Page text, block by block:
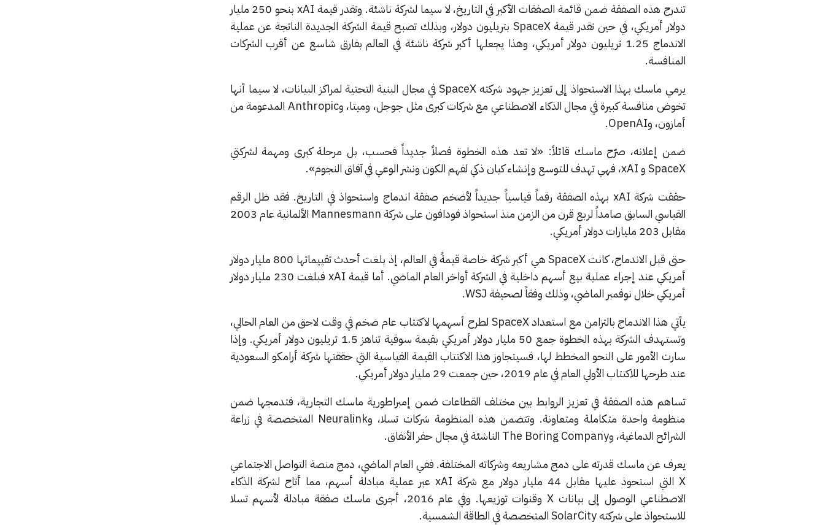
تندرج هذه الصفقة ضمن قائمة الصفقات الأكبر في التاريخ، لا سيما لشركة ناشئة. وتقدر قيمة xAI بنحو 250 مليار
دولار أمريكي، في حين تقدر قيمة SpaceX بتريليون دولار، وبذلك تصبح قيمة الشركة الجديدة الناتجة عن عملية
الاندماج 1.25 تريليون دولار أمريكي، وهذا يجعلها أكبر شركة ناشئة في العالم بفارق شاسع عن أقرب الشركات
المنافسة.
يرمي ماسك بهذا الاستحواذ إلى تعزيز جهود شركته SpaceX في مجال البنية التحتية لمراكز البيانات، لا سيما أنها
تخوض منافسة كبيرة في مجال الذكاء الاصطناعي مع شركات كبرى مثل جوجل، وميتا، وAnthropic المدعومة من
أمازون، وOpenAI.
ضمن إعلانه، صرّح ماسك قائلاً: «لا تعد هذه الخطوة فصلاً جديداً فحسب، بل مرحلة كبرى ومهمة لشركتي
SpaceX و xAI، فهي تهدف للتوسع وإنشاء كيان ذكي لفهم الكون ونشر الوعي في آفاق النجوم».
حققت شركة xAI بهذه الصفقة رقماً قياسياً جديداً لأضخم صفقة اندماج واستحواذ في التاريخ. فقد ظل الرقم
القياسي السابق صامداً لربع قرن من الزمن منذ استحواذ فودافون على شركة Mannesmann الألمانية عام 2003
مقابل 203 مليارات دولار أمريكي.
حتى قبل الاندماج، كانت SpaceX هي أكبر شركة خاصة قيمةً في العالم، إذ بلغت أحدث تقييماتها 800 مليار دولار
أمريكي عند إجراء عملية بيع أسهم داخلية في الشركة أواخر العام الماضي. أما قيمة xAI فبلغت 230 مليار دولار
أمريكي خلال نوفمبر الماضي، وذلك وفقاً لصحيفة WSJ.
يأتي هذا الاندماج بالتزامن مع استعداد SpaceX لطرح أسهمها لاكتتاب عام ضخم في وقت لاحق من العام الحالي،
وتستهدف الشركة بهذه الخطوة جمع 50 مليار دولار أمريكي بقيمة سوقية تناهز 1.5 تريليون دولار أمريكي. وإذا
سارت الأمور على النحو المخطط لها، فسيتجاوز هذا الاكتتاب القيمة القياسية التي حققتها شركة أرامكو السعودية
عند طرحها للاكتتاب الأولي العام في عام 2019، حين جمعت 29 مليار دولار أمريكي.
تساهم هذه الصفقة في تعزيز الروابط بين مختلف القطاعات ضمن إمبراطورية ماسك التجارية، فتدمجها ضمن
منظومة واحدة متكاملة ومتعاونة. وتتضمن هذه المنظومة شركات تسلا، وNeuralink المتخصصة في زراعة
الشرائح الدماغية، وThe Boring Company الناشئة في مجال حفر الأنفاق.
يعرف عن ماسك قدرته على دمج مشاريعه وشركاته المختلفة. ففي العام الماضي، دمج منصة التواصل الاجتماعي
X التي استحوذ عليها مقابل 44 مليار دولار مع شركة xAI عبر عملية مبادلة أسهم، مما أتاح لشركة الذكاء
الاصطناعي الوصول إلى بيانات X وقنوات توزيعها. وفي عام 2016، أجرى ماسك صفقة مبادلة لأسهم تسلا
للاستحواذ على شركته SolarCity المتخصصة في الطاقة الشمسية.